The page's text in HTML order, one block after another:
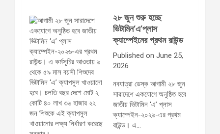
২৮ জুন শুরু হচ্ছে
ভিটামিন‘এ’প্লাস
ক্যাম্পেইনের প্রথম রাউন্ড
Published on June 25,
2026
নবযাত্রা ডেস্ক আগামী ২৮ জুন
সারাদেশে একযোগে অনুষ্ঠিত হবে
জাতীয় ভিটামিন ‘এ’ প্লাস
ক্যাম্পেইন-২০২৬-এর প্রথম
রাউন্ড। এ…